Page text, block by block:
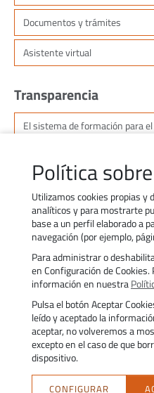
Política
Utilizamos cookies propias y
analíticos y para mostrarte
base a un perfil elaborado a
navegación (por ejemplo,
Para administrar o
en Configuración de
información en nuestra
Pulsa el botón Aceptar
leído y aceptado la
aceptar, no volveremos a
excepto en el caso de que
dispositivo.
CONFIGURAR
Documentos y trámites
Asistente virtual
Transparencia
El sistema de formación para
Información económica
Trabaja con nosotros
Contacta’ns
Política d’ús de galetes
Política de privacitat
Accessibilitat